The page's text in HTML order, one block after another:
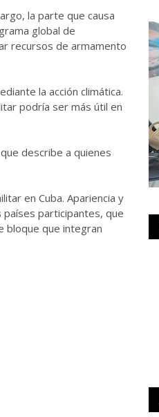
la parte que causa
global de
recursos de armamento
la acción climática.
podría ser más útil en
describe a quienes
en Cuba. Apariencia y
países participantes, que
bloque que integran